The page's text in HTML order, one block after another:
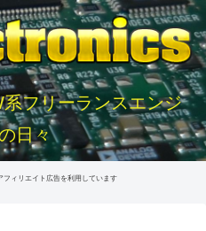
フリーランスエンジ
日々
フィリエイト広告を利用しています